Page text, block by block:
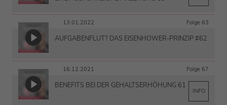
13.01.2022 Folge 63
AUFGABENFLUT? DAS EISENHOWER-PRINZIP #62
16.12.2021 Folge 67
BENEFITS BEI DER GEHALTSERHÖHUNG 61
INFO